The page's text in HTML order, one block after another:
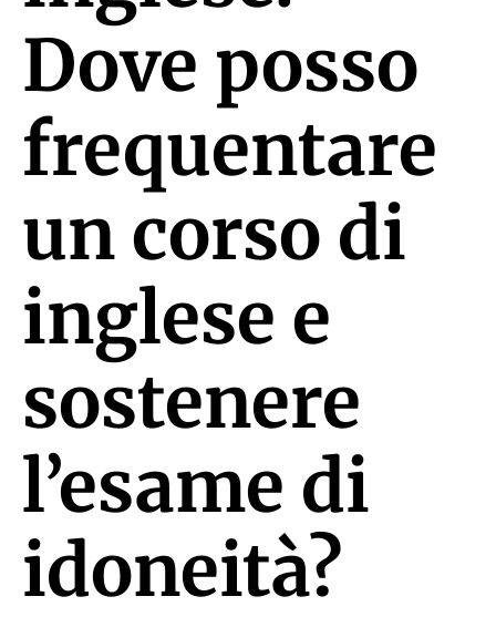
Dove posso
frequentare
un corso di
inglese e
sostenere
l’esame di
idoneità?